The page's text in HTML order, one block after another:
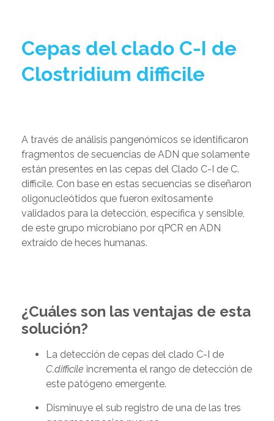
Cepas del clado C-I de
Clostridium difficile
A través de análisis pangenómicos se identificaron
fragmentos de secuencias de ADN que solamente
están presentes en las cepas del Clado C-I de C.
difficile. Con base en estas secuencias se diseñaron
oligonucleótidos que fueron exitosamente
validados para la detección, específica y sensible,
de este grupo microbiano por qPCR en ADN
extraído de heces humanas.
¿Cuáles son las ventajas de esta
solución?
La detección de cepas del clado C-I de
C.difficile incrementa el rango de detección de
este patógeno emergente.
Disminuye el sub registro de una de las tres